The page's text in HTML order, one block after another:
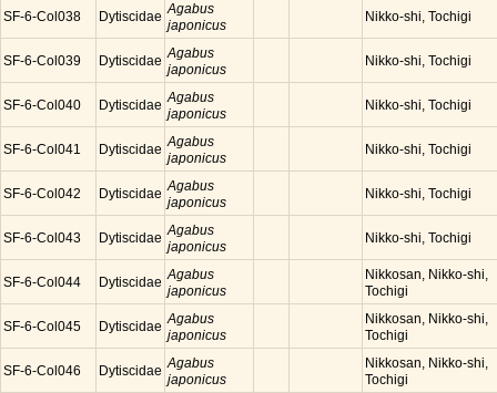
SF-6-Col038 Dytiscidae Agabus
japonicus
Nikko-shi, Tochigi
SF-6-Col039 Dytiscidae Agabus
japonicus
Nikko-shi, Tochigi
SF-6-Col040 Dytiscidae Agabus
japonicus
Nikko-shi, Tochigi
SF-6-Col041 Dytiscidae Agabus
japonicus
Nikko-shi, Tochigi
SF-6-Col042 Dytiscidae Agabus
japonicus
Nikko-shi, Tochigi
SF-6-Col043 Dytiscidae Agabus
japonicus
Nikko-shi, Tochigi
SF-6-Col044 Dytiscidae Agabus
japonicus
Nikkosan, Nikko-shi,
Tochigi
SF-6-Col045 Dytiscidae Agabus
japonicus
Nikkosan, Nikko-shi,
Tochigi
SF-6-Col046 Dytiscidae Agabus
japonicus
Nikkosan, Nikko-shi,
Tochigi